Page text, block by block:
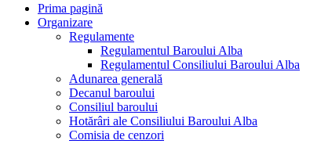
Prima pagină
Organizare
Regulamente
Regulamentul Baroului Alba
Regulamentul Consiliului Baroului Alba
Adunarea generală
Decanul baroului
Consiliul baroului
Hotărâri ale Consiliului Baroului Alba
Comisia de cenzori